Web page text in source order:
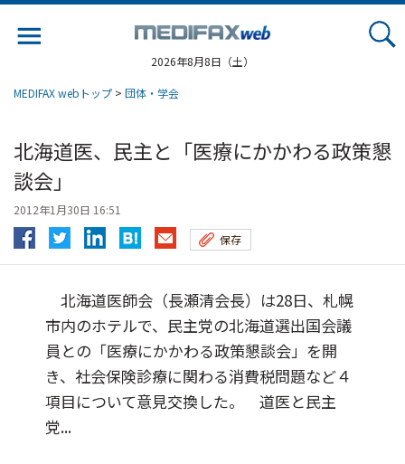
2026年8月8日（土）
MEDIFAX webトップ > 団体・学会
北海道医、民主と「医療にかかわる政策懇
談会」
2012年1月30日 16:51
保存
北海道医師会（長瀬清会長）は28日、札幌
市内のホテルで、民主党の北海道選出国会議
員との「医療にかかわる政策懇談会」を開
き、社会保険診療に関わる消費税問題など４
項目について意見交換した。 道医と民主
党...